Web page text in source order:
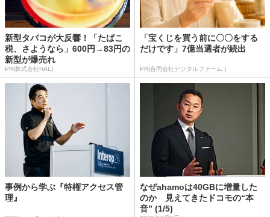
新型タバコが大反響！「たばこ
税、さようなら」600円→83円の
新型が爆売れ
PR(株式会社HAL)
「宝くじを買う前に〇〇をする
だけです」7億当選者が続出
PR(合同会社デジタルファーム )
事例から学ぶ『特権アクセス管
理』
なぜahamoは40GBに増量した
のか 見えてきたドコモの“本
音” (1/5)